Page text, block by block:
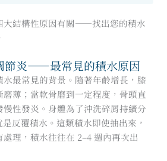
大結構性原因有關——找出您的積水
節炎——最常見的積水原因
最常見的背景。隨著年齡增長，膝
薄；當軟骨磨到一定程度，骨頭直
性發炎。身體為了沖洗碎屑持續分
反覆積水。這類積水即使抽出來，
理，積水往往在 2–4 週內再次出